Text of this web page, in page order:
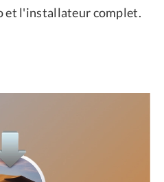
et l'installateur complet.